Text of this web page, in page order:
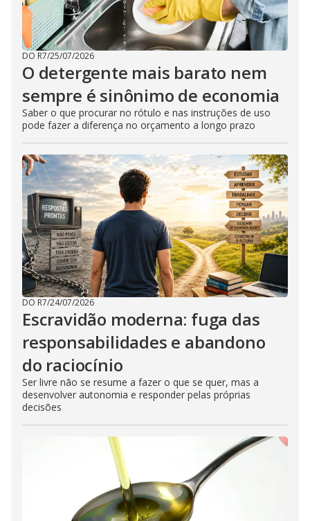
DO R7/25/07/2026
O detergente mais barato nem
sempre é sinônimo de economia
Saber o que procurar no rótulo e nas instruções de uso
pode fazer a diferença no orçamento a longo prazo
DO R7/24/07/2026
Escravidão moderna: fuga das
responsabilidades e abandono
do raciocínio
Ser livre não se resume a fazer o que se quer, mas a
desenvolver autonomia e responder pelas próprias
decisões